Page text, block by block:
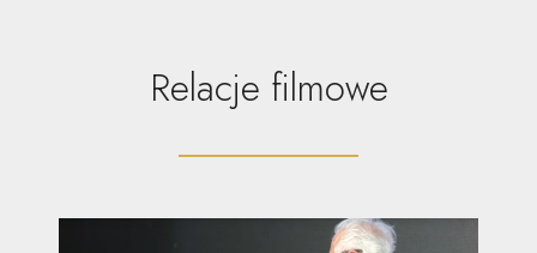
Relacje filmowe